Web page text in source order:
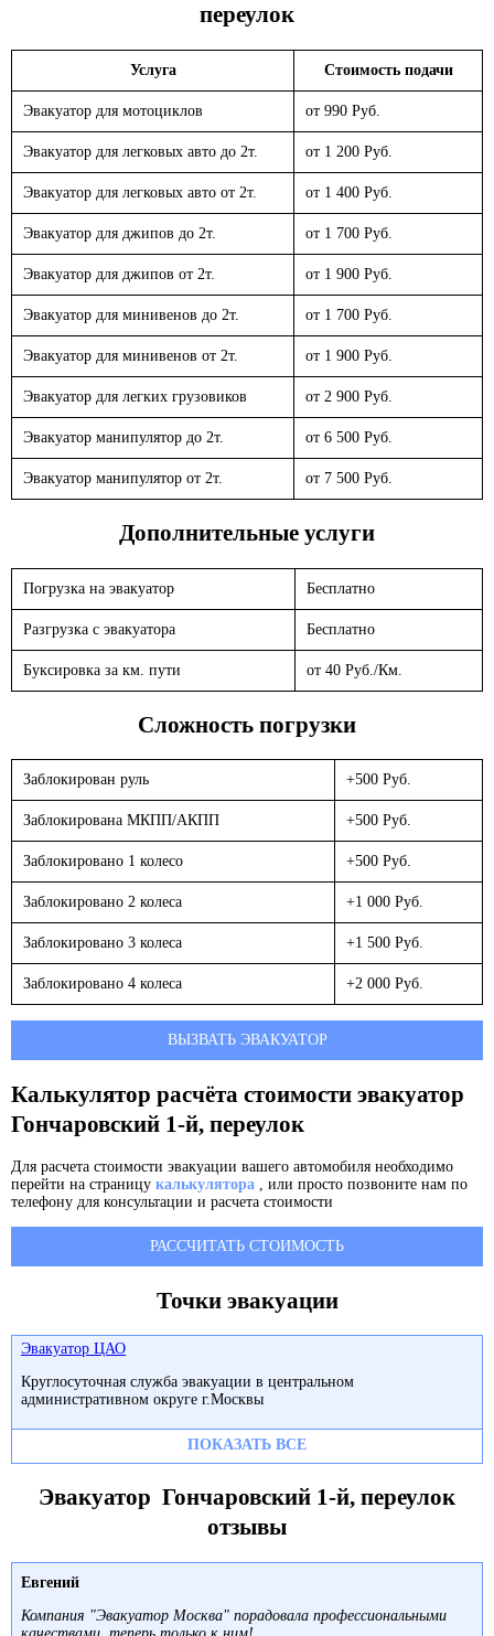
переулок
Услуга Стоимость подачи
Эвакуатор для мотоциклов от 990 Руб.
Эвакуатор для легковых авто до 2т. от 1 200 Руб.
Эвакуатор для легковых авто от 2т. от 1 400 Руб.
Эвакуатор для джипов до 2т. от 1 700 Руб.
Эвакуатор для джипов от 2т. от 1 900 Руб.
Эвакуатор для минивенов до 2т. от 1 700 Руб.
Эвакуатор для минивенов от 2т. от 1 900 Руб.
Эвакуатор для легких грузовиков от 2 900 Руб.
Эвакуатор манипулятор до 2т. от 6 500 Руб.
Эвакуатор манипулятор от 2т. от 7 500 Руб.
Дополнительные услуги
Погрузка на эвакуатор Бесплатно
Разгрузка с эвакуатора Бесплатно
Буксировка за км. пути от 40 Руб./Км.
Сложность погрузки
Заблокирован руль +500 Руб.
Заблокирована МКПП/АКПП +500 Руб.
Заблокировано 1 колесо +500 Руб.
Заблокировано 2 колеса +1 000 Руб.
Заблокировано 3 колеса +1 500 Руб.
Заблокировано 4 колеса +2 000 Руб.
ВЫЗВАТЬ ЭВАКУАТОР
Калькулятор расчёта стоимости эвакуатор
Гончаровский 1-й, переулок
Для расчета стоимости эвакуации вашего автомобиля необходимо
перейти на страницу калькулятора , или просто позвоните нам по
телефону для консультации и расчета стоимости
РАССЧИТАТЬ СТОИМОСТЬ
Точки эвакуации
Эвакуатор ЦАО
Круглосуточная служба эвакуации в центральном
административном округе г.Москвы
ПОКАЗАТЬ ВСЕ
Эвакуатор Гончаровский 1-й, переулок
отзывы
Евгений
Компания "Эвакуатор Москва" порадовала профессиональными